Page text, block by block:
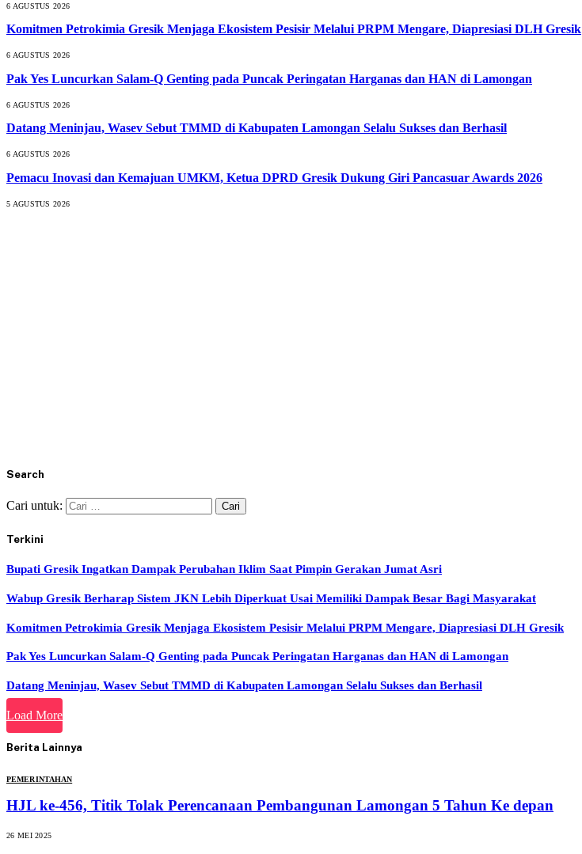
6 AGUSTUS 2026
Komitmen Petrokimia Gresik Menjaga Ekosistem Pesisir Melalui PRPM Mengare, Diapresiasi DLH Gresik
6 AGUSTUS 2026
Pak Yes Luncurkan Salam-Q Genting pada Puncak Peringatan Harganas dan HAN di Lamongan
6 AGUSTUS 2026
Datang Meninjau, Wasev Sebut TMMD di Kabupaten Lamongan Selalu Sukses dan Berhasil
6 AGUSTUS 2026
Pemacu Inovasi dan Kemajuan UMKM, Ketua DPRD Gresik Dukung Giri Pancasuar Awards 2026
5 AGUSTUS 2026
Search
Cari untuk:
Terkini
Bupati Gresik Ingatkan Dampak Perubahan Iklim Saat Pimpin Gerakan Jumat Asri
Wabup Gresik Berharap Sistem JKN Lebih Diperkuat Usai Memiliki Dampak Besar Bagi Masyarakat
Komitmen Petrokimia Gresik Menjaga Ekosistem Pesisir Melalui PRPM Mengare, Diapresiasi DLH Gresik
Pak Yes Luncurkan Salam-Q Genting pada Puncak Peringatan Harganas dan HAN di Lamongan
Datang Meninjau, Wasev Sebut TMMD di Kabupaten Lamongan Selalu Sukses dan Berhasil
Load More
Berita Lainnya
PEMERINTAHAN
HJL ke-456, Titik Tolak Perencanaan Pembangunan Lamongan 5 Tahun Ke depan
26 MEI 2025